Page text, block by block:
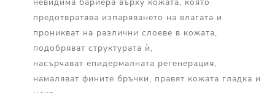
предотвратява изпаряването на влагата и
проникват на различни слоеве в кожата,
подобряват структурата ѝ,
насърчават епидермалната регенерация,
намаляват фините бръчки, правят кожата гладка и